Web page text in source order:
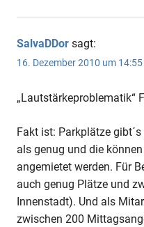
SalvaDDor sagt:
16. Dezember 2010 um
„Lautstärkeproblematik“
Fakt ist: Parkplätze
als genug und die
angemietet werden. Für
auch genug Plätze und
Innenstadt). Und als
zwischen 200